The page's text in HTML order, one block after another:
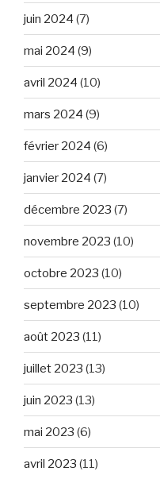
juin 2024 (7)
mai 2024 (9)
avril 2024 (10)
mars 2024 (9)
février 2024 (6)
janvier 2024 (7)
décembre 2023 (7)
novembre 2023 (10)
octobre 2023 (10)
septembre 2023 (10)
août 2023 (11)
juillet 2023 (13)
juin 2023 (13)
mai 2023 (6)
avril 2023 (11)